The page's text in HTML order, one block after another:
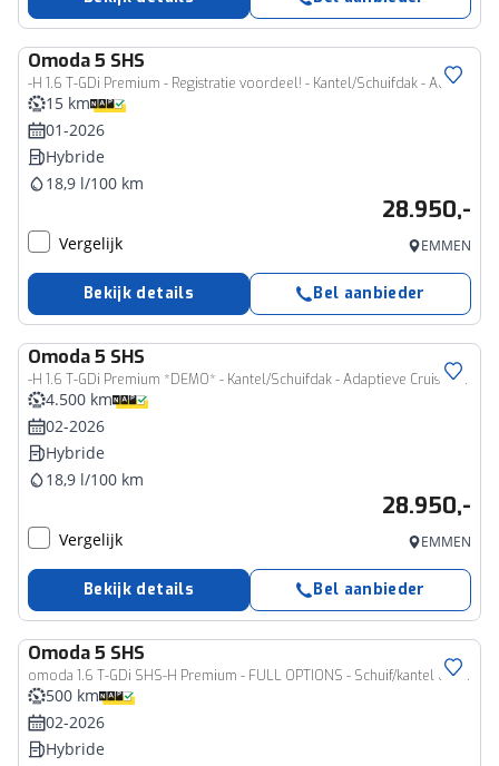
Omoda5 SHS
-H 1.6 T-GDi Premium - Registratie voordeel! - Kantel/Schuifdak - Adaptieve Cruise control - Ventilatie Voorstoelen - Privacy Glass - Stoel/Stuurwiel Verwarming - 1000KM Rijbereik - 7 Jaar Fabrieksgarantie
15 km
01-2026
Hybride
18,9 l/100 km
28.950,-
Vergelijk EMMEN
Bekijk details Bel aanbieder
Omoda5 SHS
-H 1.6 T-GDi Premium *DEMO* - Kantel/Schuifdak - Adaptieve Cruise control - Ventilatie Voorstoelen - Privacy Glass - Stoel/Stuurwiel Verwarming - 1000KM Rijbereik - 7 Jaar Fabrieksgarantie
4.500 km
02-2026
Hybride
18,9 l/100 km
28.950,-
Vergelijk EMMEN
Bekijk details Bel aanbieder
Omoda5 SHS
omoda 1.6 T-GDi SHS-H Premium - FULL OPTIONS - Schuif/kantel dak - Adaptieve cruisecontrol - Sfeerverlichting - Apple Carplay - Android Auto 7 Jaar of 150.000km Fabrieksgarantie
500 km
02-2026
Hybride